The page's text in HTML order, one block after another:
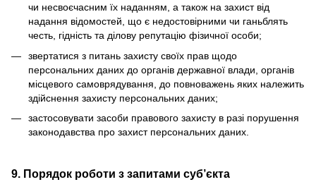
чи несвоєчасним їх наданням, а також на захист від
надання відомостей, що є недостовірними чи ганьблять
честь, гідність та ділову репутацію фізичної особи;
звертатися з питань захисту своїх прав щодо
персональних даних до органів державної влади, органів
місцевого самоврядування, до повноважень яких належить
здійснення захисту персональних даних;
застосовувати засоби правового захисту в разі порушення
законодавства про захист персональних даних.
9. Порядок роботи з запитами суб’єкта